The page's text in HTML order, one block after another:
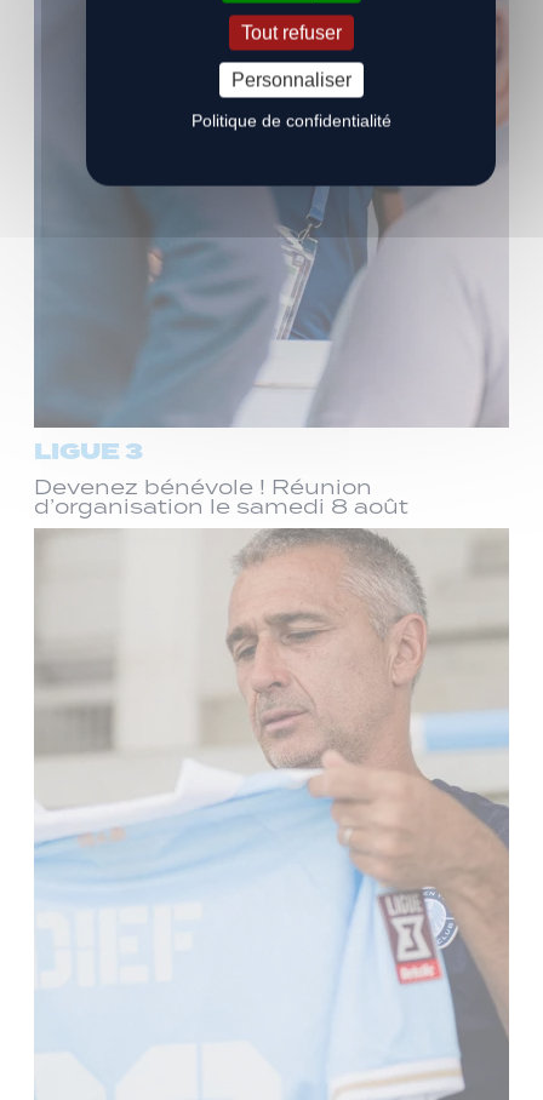
LIGUE 3
Devenez bénévole ! Réunion
d’organisation le samedi 8 août
Tout refuser
Personnaliser
Politique de confidentialité